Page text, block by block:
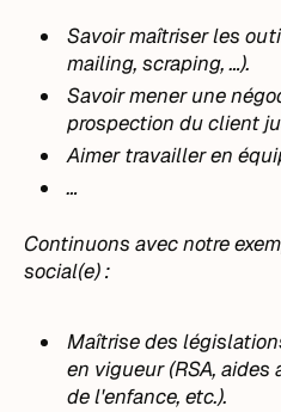
Savoir maîtriser les
mailing, scraping, …).
Savoir mener une
prospection du client
Aimer travailler en
…
Continuons avec notre
social(e) :
Maîtrise des
en vigueur (RSA,
de l'enfance, etc.).